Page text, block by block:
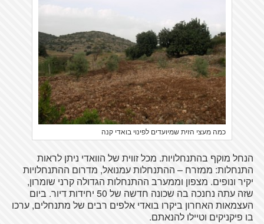
כמה מעצי הזית שמיועדים לפינוי בואדי קנה
הנחל מוקף בהתנחלויות. מכל זווית של הוואדי ניתן לראות
התנחלות: ממזרח – ההתנחלות עמנואל, מדרום ההתנחלויות
יקיר ונופים. מצפון וממערב ההתנחלות הגדולה קרני שומרון,
שזה עתה נחנכה בה שכונה חדשה של 50 יחידות דיור. ביום
העצמאות האחרון ביקרו בואדי אלפים רבים של מתנחלים, ערכו
בו פיקניקים וטיילו להנאתם.